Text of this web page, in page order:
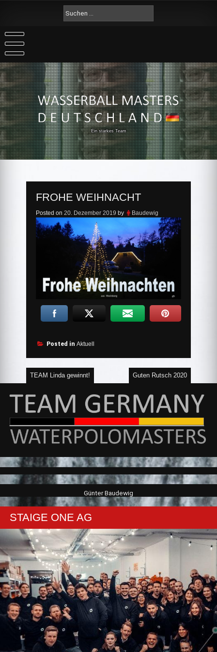
nach:
Ein starkes Team
FROHE WEIHNACHT
Posted on 20. Dezember 2019 by Baudewig
Posted in Aktuell
Beitragsnavigation
TEAM Linda gewinnt! Guten Rutsch 2020
Günter Baudewig
STAIGE ONE AG